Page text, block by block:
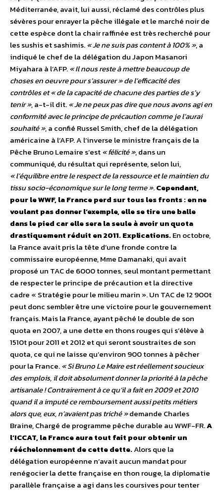
Méditerranée, avait, lui aussi, réclamé des contrôles plus
sévères pour enrayer la pêche illégale et le marché noir de
cette espèce dont la chair raffinée est très recherché pour
les sushis et sashimis.« Je ne suis pas content à 100% », a
indiqué le chef de la délégation du Japon Masanori
Miyahara à l’AFP.« Il nous reste à mettre beaucoup de
choses en oeuvre pour s’assurer » de l’efficacité des
contrôles et « de la capacité de chacune des parties de s’y
tenir », a-t-il dit.« Je ne peux pas dire que nous avons agi en
conformité avec le principe de précaution comme je l’aurai
souhaité », a confié Russel Smith, chef de la délégation
américaine à l’AFP. A l’inverse le ministre français de la
Pêche Bruno Lemaire s’est« félicité », dans un
communiqué, du résultat qui représente, selon lui,
« l’équilibre entre le respect de la ressource et le maintien du
tissu socio-économique sur le long terme ».Cependant,
pour le WWF, la France perd sur tous les fronts : en ne
voulant pas donner l’exemple, elle se tire une balle
dans le pied car elle sera la seule à avoir un quota
drastiquement réduit en 2011. Explications.En octobre,
la France avait pris la tête d’une fronde contre la
commissaire européenne, Mme Damanaki, qui avait
proposé un TAC de 6000 tonnes, seul montant permettant
de respecter le principe de précaution et la directive
cadre « Stratégie pour le milieu marin ». Un TAC de 12 900t
peut donc sembler être une victoire pour le gouvernement
français. Mais la France, ayant pêché le double de son
quota en 2007, a une dette en thons rouges qui s’élève à
1510t pour 2011 et 2012 et qui seront soustraites de son
quota, ce qui ne laisse qu’environ 900 tonnes à pêcher
pour la France.« Si Bruno Le Maire est réellement soucieux
des emplois, il doit absolument donner la priorité à la pêche
artisanale ! Contrairement à ce qu’il a fait en 2009 et 2010
quand il a imputé ce remboursement aussi petits métiers
alors que, eux, n’avaient pas triché »demande Charles
Braine, Chargé de programme pêche durable au WWF-FR.A
l’ICCAT, la France aura tout fait pour obtenir un
rééchelonnement de cette dette.Alors que la
délégation européenne n’avait aucun mandat pour
renégocier la dette française en thon rouge, la diplomatie
parallèle française a agi dans les coursives pour tenter